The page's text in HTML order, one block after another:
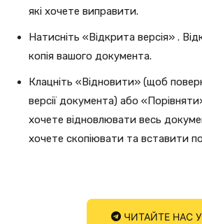
які хочете виправити.
Натисніть «Відкрита версія» .
копія вашого документа.
Клацніть «Відновити» (щоб
версії документа) або
хочете відновлювати весь
хочете скопіювати та вставити
ЧИТАЙТЕ НАС У